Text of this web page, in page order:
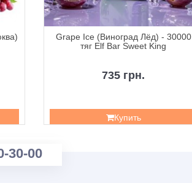
Grape Ice (Виноград Лёд) - 30000
тяг Elf Bar Sweet King
735 грн.
Купить
30-00